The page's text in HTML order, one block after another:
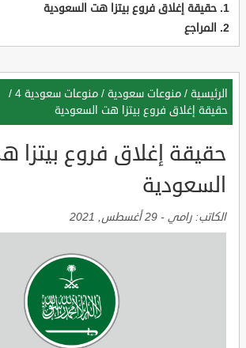
حقيقة إغلاق فروع بيتزا هت السعودية
المراجع
الرئيسية / منوعات سعودية / منوعات سعودية 4
/
حقيقة إغلاق فروع بيتزا هت السعودية
حقيقة إغلاق فروع بيتزا
السعودية
الكاتب: رامي - 29 أغسطس, 2021